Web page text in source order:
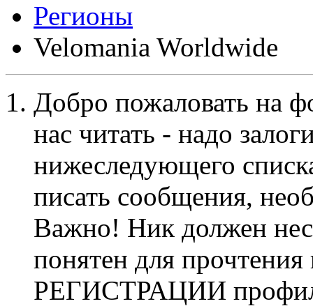
Регионы
Velomania Worldwide
Добро пожаловать на
нас читать - надо
нижеследующего
писать сообщения,
Важно! Ник должен
понятен для
РЕГИСТРАЦИИ профиль